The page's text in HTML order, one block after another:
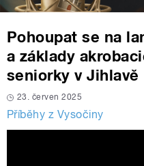
Pohoupat se na
a základy
seniorky v Jihlavě
23. červen 2025
Příběhy z Vysočiny